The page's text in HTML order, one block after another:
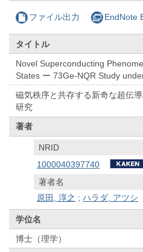
ファイル出力 EndNote
タイトル
Novel Superconducting
States ー 73Ge-NQR Study
磁気秩序と共存する新奇な超伝
研究
著者
NRID
1000040397740
著者名
原田, 淳之 ;ハラダ, アツシ
学位名
博士（理学）